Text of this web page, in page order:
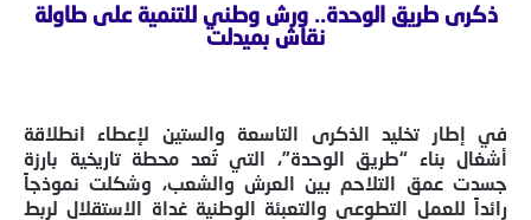
ذكرى طريق الوحدة.. ورش وطني للتنمية على طاولة
نقاش بميدلت
في إطار تخليد الذكرى التاسعة والستين لإعطاء انطلاقة
أشغال بناء “طريق الوحدة”، التي تُعد محطة تاريخية بارزة
جسدت عمق التلاحم بين العرش والشعب، وشكلت نموذجاً
رائداً للعمل التطوعي والتعبئة الوطنية غداة الاستقلال لربط